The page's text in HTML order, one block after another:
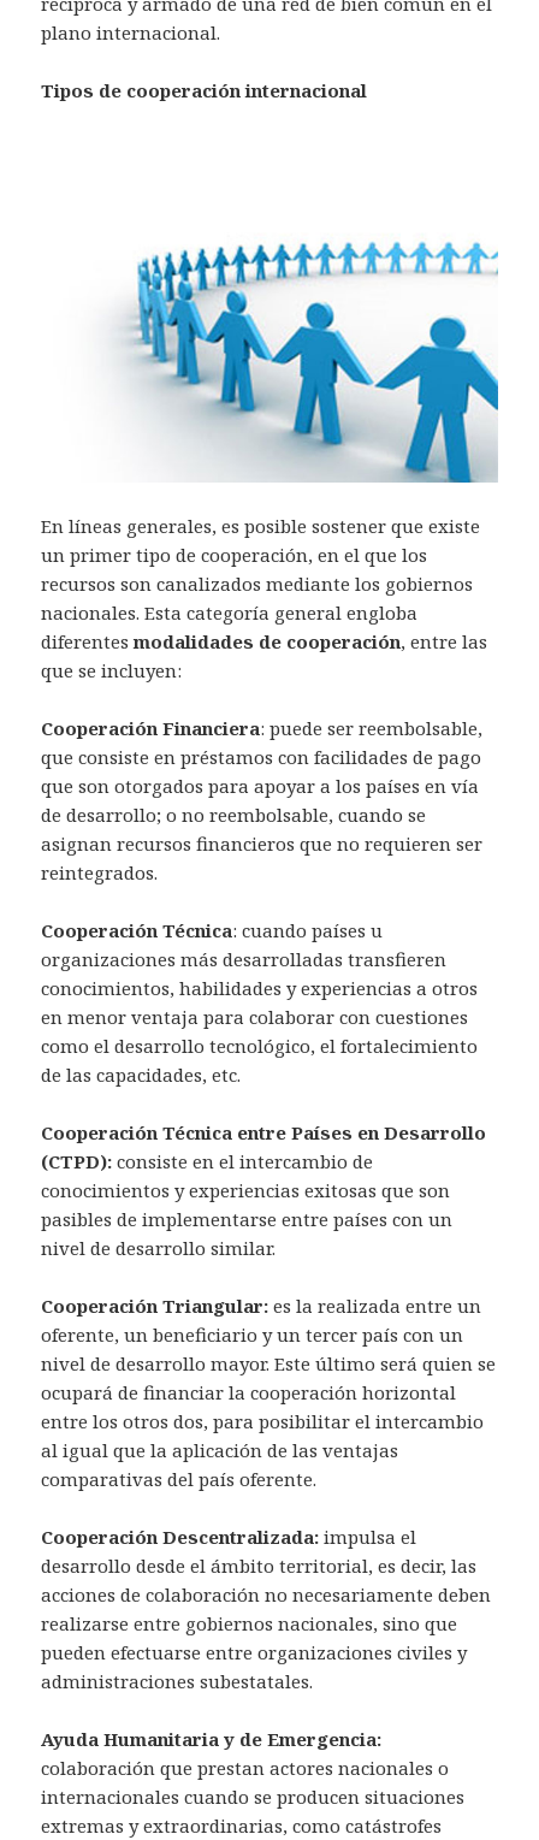
plano internacional.
Tipos de cooperación internacional
En líneas generales, es posible sostener que existe
un primer tipo de cooperación, en el que los
recursos son canalizados mediante los gobiernos
nacionales. Esta categoría general engloba
diferentesmodalidades de cooperación, entre las
que se incluyen:
Cooperación Financiera: puede ser reembolsable,
que consiste en préstamos con facilidades de pago
que son otorgados para apoyar a los países en vía
de desarrollo; o no reembolsable, cuando se
asignan recursos financieros que no requieren ser
reintegrados.
Cooperación Técnica: cuando países u
organizaciones más desarrolladas transfieren
conocimientos, habilidades y experiencias a otros
en menor ventaja para colaborar con cuestiones
como el desarrollo tecnológico, el fortalecimiento
de las capacidades, etc.
Cooperación Técnica entre Países en Desarrollo
(CTPD): consiste en el intercambio de
conocimientos y experiencias exitosas que son
pasibles de implementarse entre países con un
nivel de desarrollo similar.
Cooperación Triangular: es la realizada entre un
oferente, un beneficiario y un tercer país con un
nivel de desarrollo mayor. Este último será quien se
ocupará de financiar la cooperación horizontal
entre los otros dos, para posibilitar el intercambio
al igual que la aplicación de las ventajas
comparativas del país oferente.
Cooperación Descentralizada: impulsa el
desarrollo desde el ámbito territorial, es decir, las
acciones de colaboración no necesariamente deben
realizarse entre gobiernos nacionales, sino que
pueden efectuarse entre organizaciones civiles y
administraciones subestatales.
Ayuda Humanitaria y de Emergencia:
colaboración que prestan actores nacionales o
internacionales cuando se producen situaciones
extremas y extraordinarias, como catástrofes